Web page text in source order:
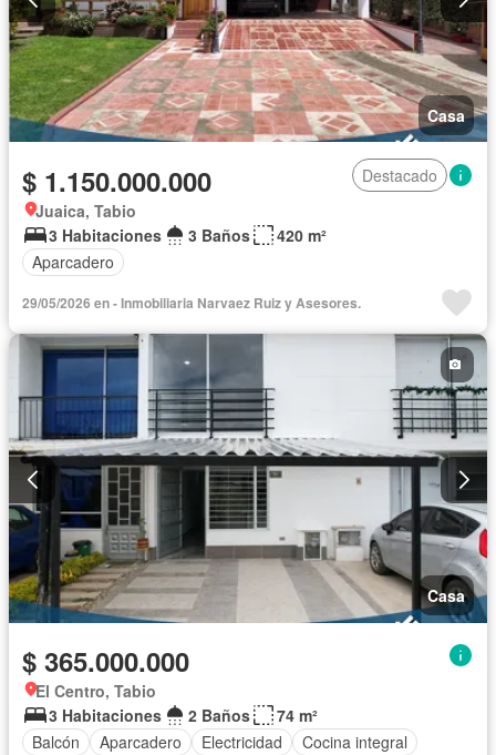
Casa
$ 1.150.000.000
Destacado
Juaica, Tabio
3 Habitaciones
3 Baños
420 m²
Aparcadero
29/05/2026 en - Inmobiliaria Narvaez Ruiz y Asesores.
Casa
$ 365.000.000
El Centro, Tabio
3 Habitaciones
2 Baños
74 m²
Balcón
Aparcadero Electricidad
Cocina integral